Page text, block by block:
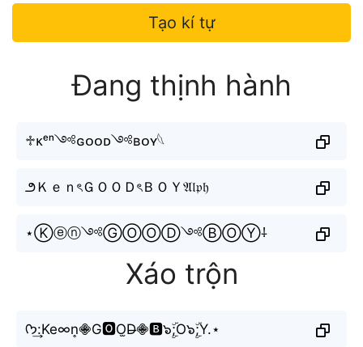
Tạo kí tự
Đang thịnh hành
♱ᴋᵉⁿ༺ɢᴏᴏᴅ༺ʙᴏʏ𓆩
౨ＫｅｎৎＧＯＯＤৎＢＯＹ𝔄𝔩𝔭𝔥
⋆Ⓚⓔⓝ༺ⒼⓄⓄⒹ༺ⒷⓄⓎ⸸
Xáo trộn
ᡣ𐭩:͢Ke∞n͎𖠁G🅾O̫D̶𖠁🅱️๖ۣۜ;O๖ۣۜ;Y.⋆